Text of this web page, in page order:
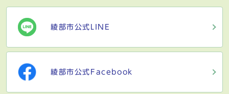
綾部市公式LINE
綾部市公式Facebook